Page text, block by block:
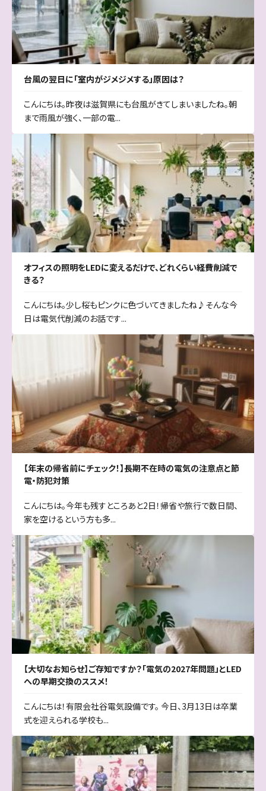
台風の翌日に「室内がジメジメする」原因は？
こんにちは。昨夜は滋賀県にも台風がきてしまいましたね。朝
まで雨風が強く、一部の電...
オフィスの照明をLEDに変えるだけで、どれくらい経費削減で
きる？
こんにちは。少し桜もピンクに色づいてきましたね♪そんな今
日は電気代削減のお話です...
【年末の帰省前にチェック！】長期不在時の電気の注意点と節
電・防犯対策
こんにちは。今年も残すところあと2日！帰省や旅行で数日間、
家を空けるという方も多...
【大切なお知らせ】ご存知ですか？「電気の2027年問題」とLED
への早期交換のススメ！
こんにちは！有限会社谷電気設備です。 今日、3月13日は卒業
式を迎えられる学校も...